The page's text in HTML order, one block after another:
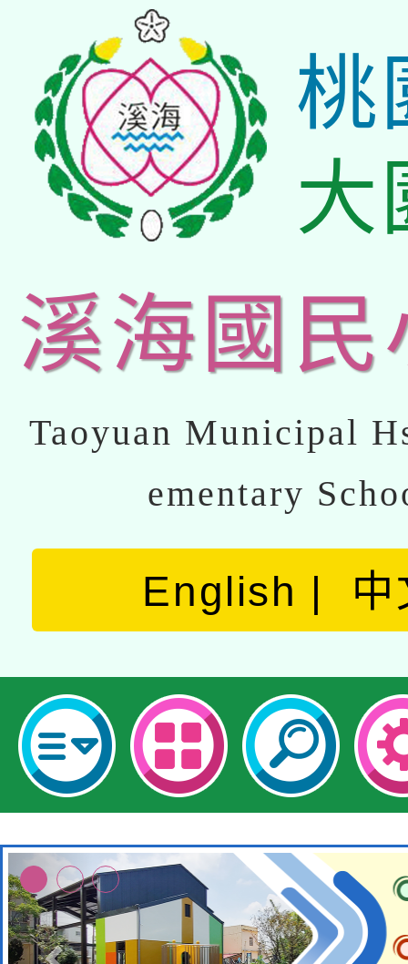
桃
大
溪海國民
Taoyuan Municipal
ementary
English 中